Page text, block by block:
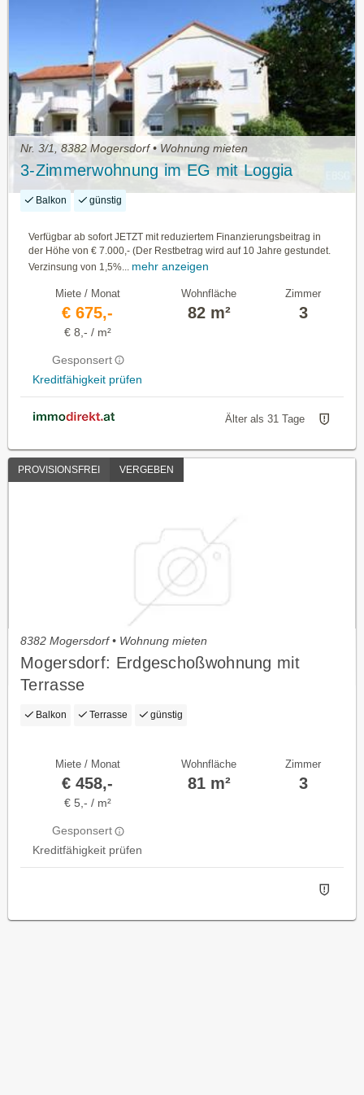
Nr. 3/1, 8382 Mogersdorf • Wohnung mieten
3-Zimmerwohnung im EG mit Loggia
Balkon günstig
Verfügbar ab sofort JETZT mit reduziertem Finanzierungsbeitrag in
der Höhe von € 7.000,- (Der Restbetrag wird auf 10 Jahre gestundet.
Verzinsung von 1,5%...
mehr anzeigen
Miete / Monat
€ 675,-
€ 8,- / m²
Gesponsert
Kreditfähigkeit prüfen
Wohnfläche
82 m²
Zimmer
3
Älter als 31 Tage
PROVISIONSFREI VERGEBEN
8382 Mogersdorf • Wohnung mieten
Mogersdorf: Erdgeschoßwohnung mit
Terrasse
Balkon Terrasse günstig
Miete / Monat
€ 458,-
€ 5,- / m²
Gesponsert
Kreditfähigkeit prüfen
Wohnfläche
81 m²
Zimmer
3